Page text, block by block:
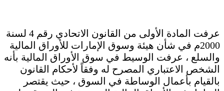
عرفت المادة الأولى من القانون الاتحادي رقم 4 لسنة
2000م في شأن هيئة وسوق الإمارات للأوراق المالية
والسلع ، عرفت الوسيط في سوق الأوراق المالية بأنه
الشخص الاعتباري المصرح له وفقاً لأحكام القانون
بالقيام بأعمال الوساطة في السوق ، حيث يقتصر